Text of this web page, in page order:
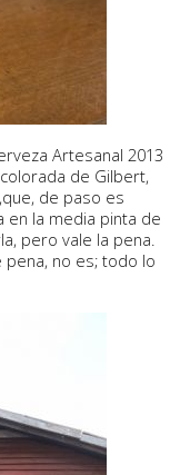
Artesanal 2013
de Gilbert,
de paso es
la media pinta de
pero vale la pena.
pena, no es; todo lo